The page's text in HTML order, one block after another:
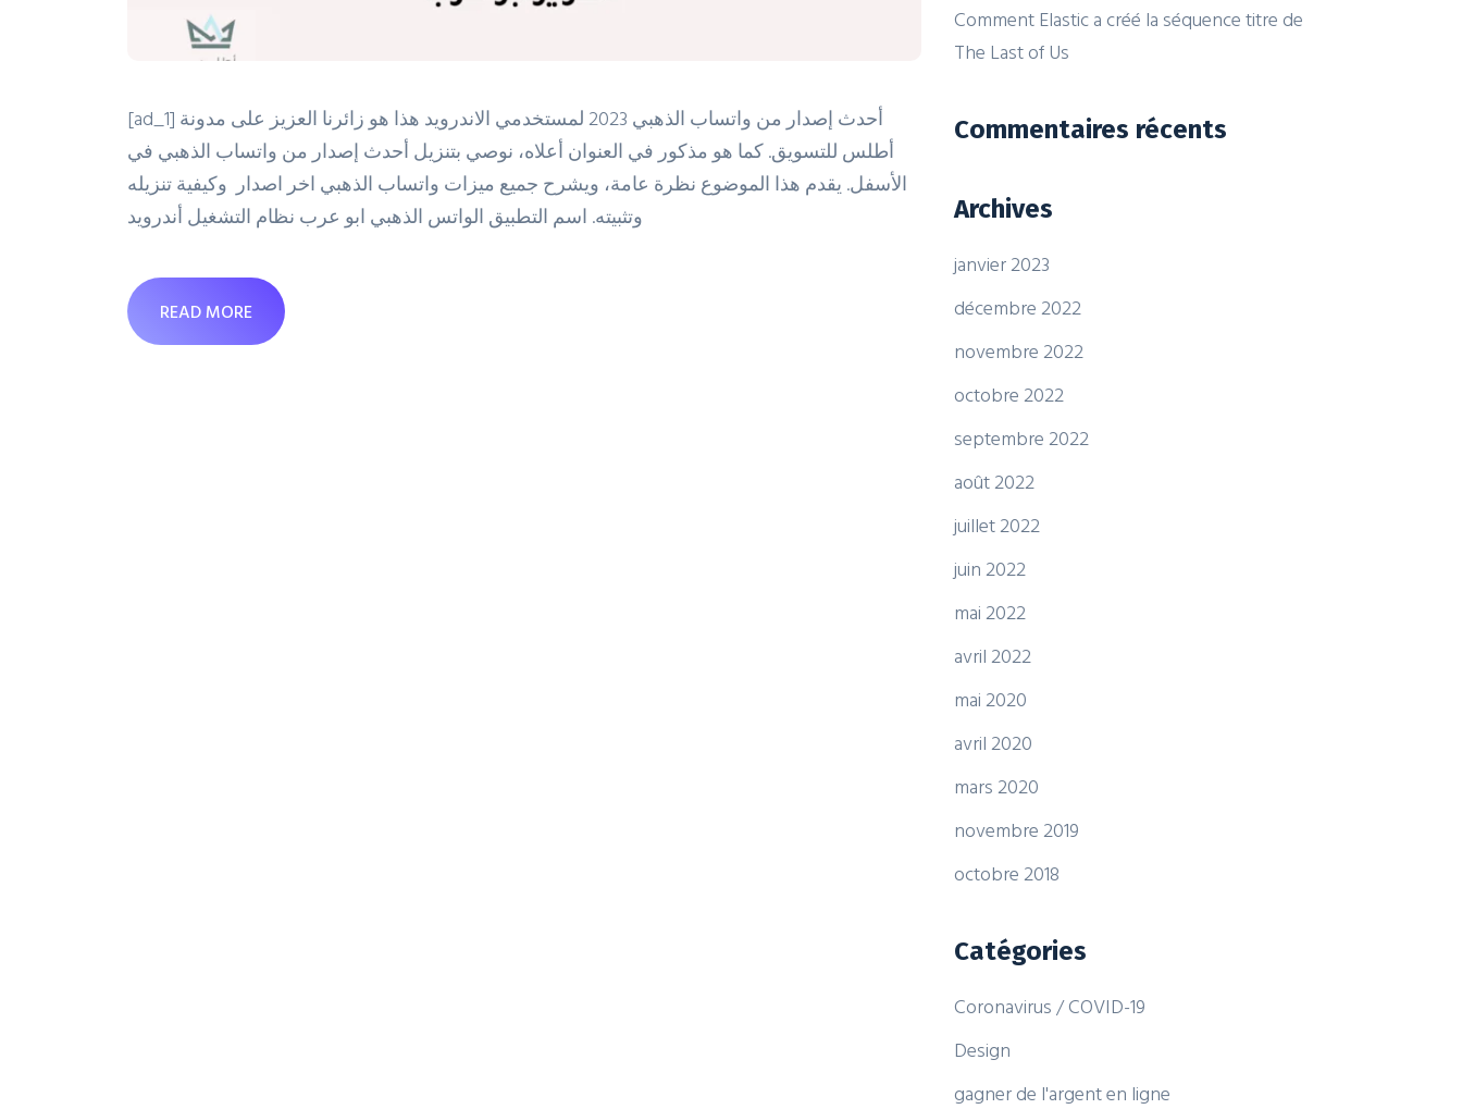
[ad_1] أحدث إصدار من واتساب الذهبي 2023 لمستخدمي الاندرويد هذا هو زائرنا العزيز على مدونة
أطلس للتسويق. كما هو مذكور في العنوان أعلاه، نوصي بتنزيل أحدث إصدار من واتساب الذهبي في
الأسفل. يقدم هذا الموضوع نظرة عامة، ويشرح جميع ميزات واتساب الذهبي اخر اصدار وكيفية تنزيله
وتثبيته. اسم التطبيق الواتس الذهبي ابو عرب نظام التشغيل أندرويد
READ MORE
Comment Elastic a créé la séquence titre de
The Last of Us
Commentaires récents
Archives
janvier 2023
décembre 2022
novembre 2022
octobre 2022
septembre 2022
août 2022
juillet 2022
juin 2022
mai 2022
avril 2022
mai 2020
avril 2020
mars 2020
novembre 2019
octobre 2018
Catégories
Coronavirus / COVID-19
Design
gagner de l'argent en ligne